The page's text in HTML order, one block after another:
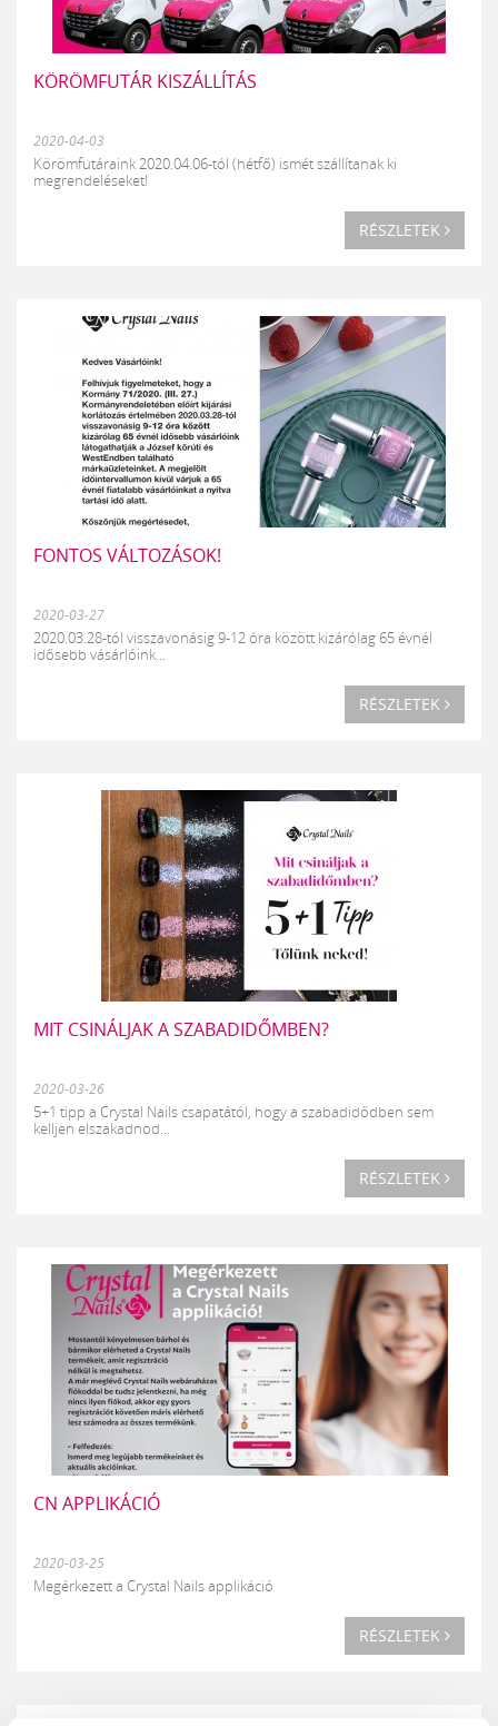
KÖRÖMFUTÁR KISZÁLLÍTÁS
2020-04-03
Körömfutáraink 2020.04.06-tól (hétfő) ismét szállítanak ki
megrendeléseket!
RÉSZLETEK
FONTOS VÁLTOZÁSOK!
2020-03-27
2020.03.28-tól visszavonásig 9-12 óra között kizárólag 65 évnél
idősebb vásárlóink...
RÉSZLETEK
MIT CSINÁLJAK A SZABADIDŐMBEN?
2020-03-26
5+1 tipp a Crystal Nails csapatától, hogy a szabadidődben sem
kelljen elszakadnod...
RÉSZLETEK
CN APPLIKÁCIÓ
2020-03-25
Megérkezett a Crystal Nails applikáció
RÉSZLETEK